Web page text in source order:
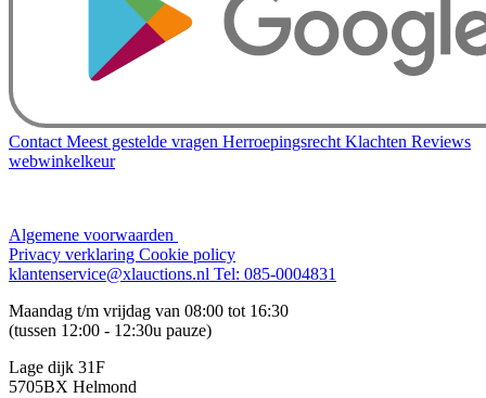
Contact Meest gestelde vragen Herroepingsrecht Klachten Reviews
webwinkelkeur
Algemene voorwaarden
Privacy verklaring Cookie policy
klantenservice@xlauctions.nl Tel: 085-0004831
Maandag t/m vrijdag van 08:00 tot 16:30
(tussen 12:00 - 12:30u pauze)
Lage dijk 31F
5705BX Helmond